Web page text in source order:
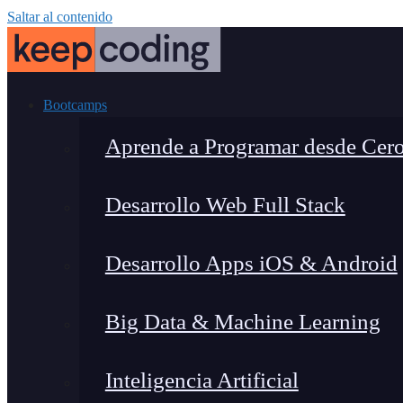
Saltar al contenido
Bootcamps
Aprende a Programar desde
Desarrollo Web Full Stack
Desarrollo Apps iOS & Android
Big Data & Machine Learning
Inteligencia Artificial